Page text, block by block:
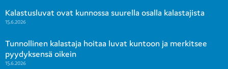
Kalastusluvat ovat kunnossa suurella osalla kalastajista
15.6.2026
Tunnollinen kalastaja hoitaa luvat kuntoon ja merkitsee
pyydyksensä oikein
15.6.2026